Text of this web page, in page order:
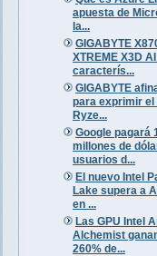
apuesta de
la...
GIGABYTE
XTREME X3D AI
caracterís...
GIGABYTE
para exprimir el
Ryze...
Google pagará
millones de
usuarios d...
El nuevo Intel
Lake supera a
en ...
Las GPU Intel
Alchemist
260% de...